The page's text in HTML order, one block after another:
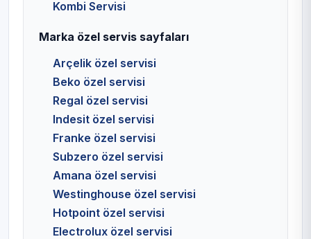
Kombi Servisi
Marka özel servis sayfaları
Arçelik özel servisi
Beko özel servisi
Regal özel servisi
Indesit özel servisi
Franke özel servisi
Subzero özel servisi
Amana özel servisi
Westinghouse özel servisi
Hotpoint özel servisi
Electrolux özel servisi